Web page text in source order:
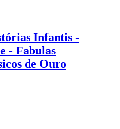
Infantis -
- Fabulas
de Ouro